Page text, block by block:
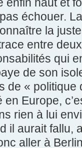
échouer.
la
entre
qui
de son
de « politique
en Europe,
rien à lui
il aurait fallu,
aller à